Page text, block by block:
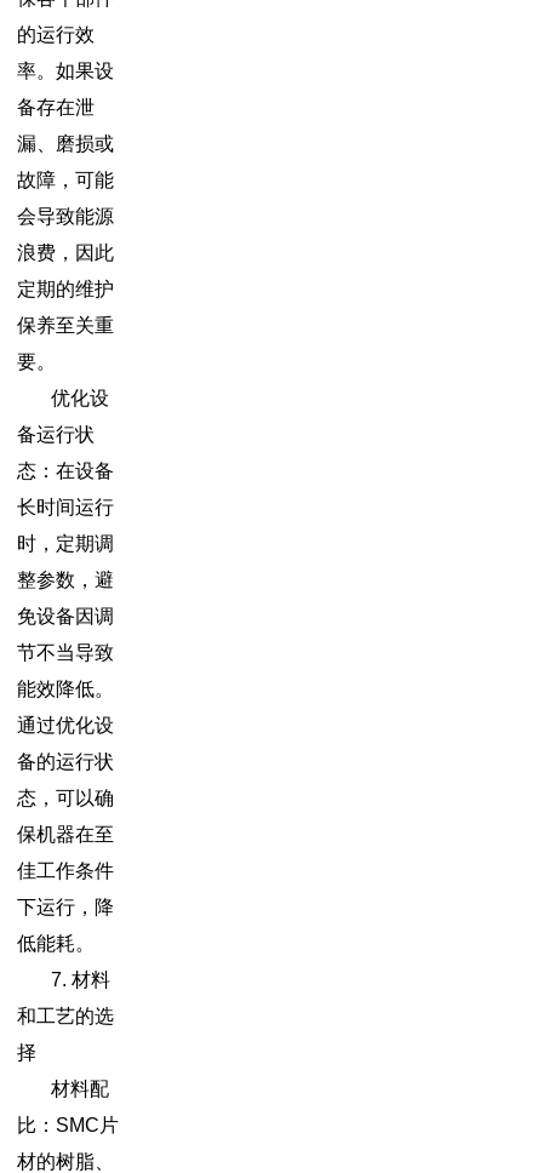
的运行效
率。如果设
备存在泄
漏、磨损或
故障，可能
会导致能源
浪费，因此
定期的维护
保养至关重
要。
优化设
备运行状
态：在设备
长时间运行
时，定期调
整参数，避
免设备因调
节不当导致
能效降低。
通过优化设
备的运行状
态，可以确
保机器在至
佳工作条件
下运行，降
低能耗。
7. 材料
和工艺的选
择
材料配
比：SMC片
材的树脂、